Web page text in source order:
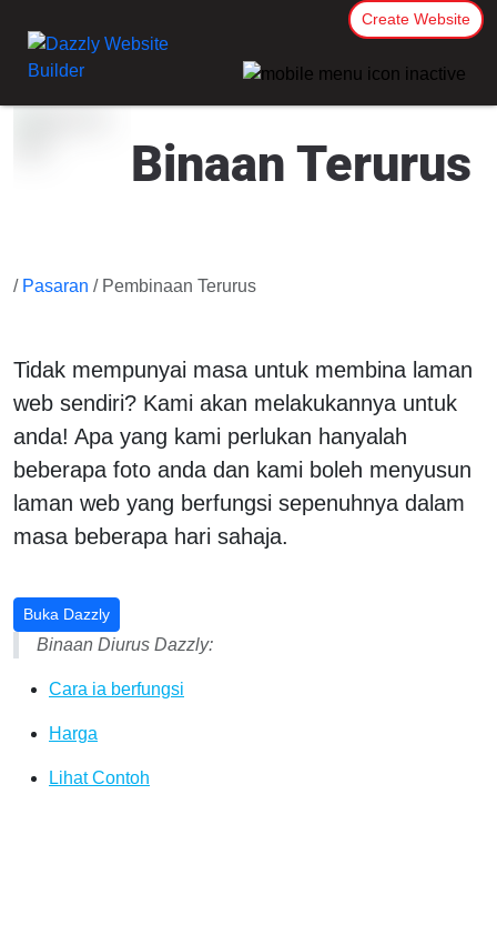
Create Website
Binaan Terurus
/ Pasaran / Pembinaan Terurus
Tidak mempunyai masa untuk membina laman
web sendiri? Kami akan melakukannya untuk
anda! Apa yang kami perlukan hanyalah
beberapa foto anda dan kami boleh menyusun
laman web yang berfungsi sepenuhnya dalam
masa beberapa hari sahaja.
Buka Dazzly
Binaan Diurus Dazzly:
Cara ia berfungsi
Harga
Lihat Contoh